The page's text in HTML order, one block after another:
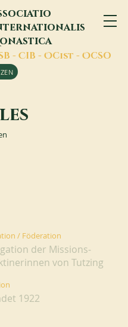
onastica
- CIB - OCist - OCSO
/ Föderation
der Missions-
von Tutzing
1922